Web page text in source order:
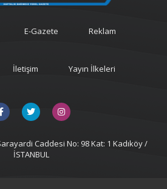
E-Gazete Reklam
İletişim Yayın İlkeleri
Caddesi No: 98 Kat: 1 Kadıköy /
İSTANBUL